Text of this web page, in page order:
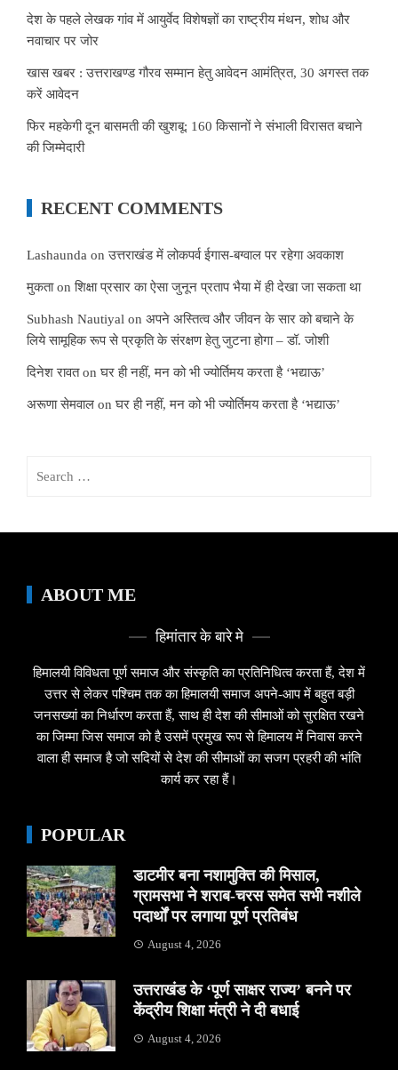
देश के पहले लेखक गांव में आयुर्वेद विशेषज्ञों का राष्ट्रीय मंथन, शोध और
नवाचार पर जोर
खास खबर : उत्तराखण्ड गौरव सम्मान हेतु आवेदन आमंत्रित, 30 अगस्त तक
करें आवेदन
फिर महकेगी दून बासमती की खुशबू: 160 किसानों ने संभाली विरासत बचाने
की जिम्मेदारी
RECENT COMMENTS
Lashaunda onउत्तराखंड में लोकपर्व ईगास-बग्वाल पर रहेगा अवकाश
मुकताonशिक्षा प्रसार का ऐसा जुनून प्रताप भैया में ही देखा जा सकता था
Subhash Nautiyal on अपने अस्तित्व और जीवन के सार को बचाने के
लिये सामूहिक रूप से प्रकृति के संरक्षण हेतु जुटना होगा – डॉ. जोशी
दिनेश रावतonघर ही नहीं, मन को भी ज्योर्तिमय करता है ‘भद्याऊ’
अरूणा सेमवाल onघर ही नहीं, मन को भी ज्योर्तिमय करता है ‘भद्याऊ’
ABOUT ME
हिमांतार के बारे मे
हिमालयी विविधता पूर्ण समाज और संस्कृति का प्रतिनिधित्व करता हैं, देश में
उत्तर से लेकर पश्चिम तक का हिमालयी समाज अपने-आप में बहुत बड़ी
जनसख्यां का निर्धारण करता हैं, साथ ही देश की सीमाओं को सुरक्षित रखने
का जिम्मा जिस समाज को है उसमें प्रमुख रूप से हिमालय में निवास करने
वाला ही समाज है जो सदियों से देश की सीमाओं का सजग प्रहरी की भांति
कार्य कर रहा हैं।
POPULAR
डाटमीर बना नशामुक्ति की मिसाल,
ग्रामसभा ने शराब-चरस समेत सभी नशीले
पदार्थों पर लगाया पूर्ण प्रतिबंध
August 4, 2026
उत्तराखंड के ‘पूर्ण साक्षर राज्य’ बनने पर
केंद्रीय शिक्षा मंत्री ने दी बधाई
August 4, 2026